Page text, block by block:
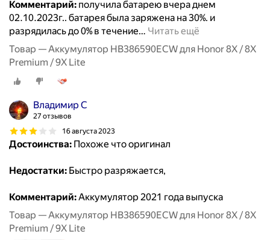
Комментарий: получила батарею вчера днем
02.10.2023г.. батарея была заряжена на 30%. и
разрядилась до 0% в течение… Читать ещё
Товар — Аккумулятор HB386590ECW для Honor 8X / 8X
Premium / 9X Lite
Владимир С
27 отзывов
16 августа 2023
Достоинства: Похоже что оригинал
Недостатки: Быстро разряжается,
Комментарий:Аккумулятор 2021 года выпуска
Товар — Аккумулятор HB386590ECW для Honor 8X / 8X
Premium / 9X Lite